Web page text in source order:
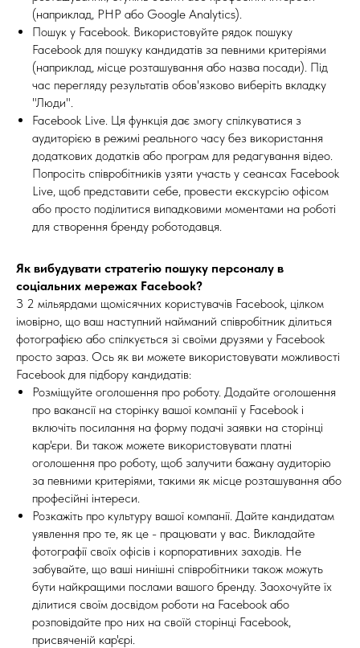
(наприклад, PHP або Google Analytics).
Пошук у Facebook. Використовуйте рядок пошуку
Facebook для пошуку кандидатів за певними критеріями
(наприклад, місце розташування або назва посади). Під
час перегляду результатів обов'язково виберіть вкладку
"Люди".
Facebook Live. Ця функція дає змогу спілкуватися з
аудиторією в режимі реального часу без використання
додаткових додатків або програм для редагування відео.
Попросіть співробітників узяти участь у сеансах Facebook
Live, щоб представити себе, провести екскурсію офісом
або просто поділитися випадковими моментами на роботі
для створення бренду роботодавця.
Як вибудувати стратегію пошуку персоналу в
соціальних мережах Facebook?
З 2 мільярдами щомісячних користувачів Facebook, цілком
імовірно, що ваш наступний найманий співробітник ділиться
фотографією або спілкується зі своїми друзями у Facebook
просто зараз. Ось як ви можете використовувати можливості
Facebook для підбору кандидатів:
Розміщуйте оголошення про роботу. Додайте оголошення
про вакансії на сторінку вашої компанії у Facebook і
включіть посилання на форму подачі заявки на сторінці
кар'єри. Ви також можете використовувати платні
оголошення про роботу, щоб залучити бажану аудиторію
за певними критеріями, такими як місце розташування або
професійні інтереси.
Розкажіть про культуру вашої компанії. Дайте кандидатам
уявлення про те, як це - працювати у вас. Викладайте
фотографії своїх офісів і корпоративних заходів. Не
забувайте, що ваші нинішні співробітники також можуть
бути найкращими послами вашого бренду. Заохочуйте їх
ділитися своїм досвідом роботи на Facebook або
розповідайте про них на своїй сторінці Facebook,
присвяченій кар'єрі.